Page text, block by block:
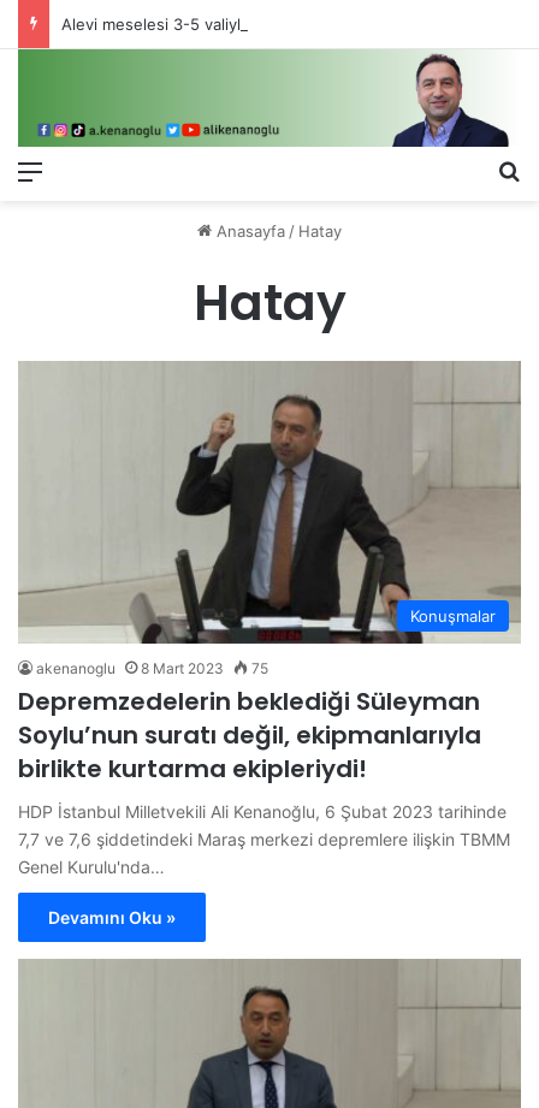
Menü
Anasayfa / Hatay
Hatay
Konuşmalar
akenanoglu 8 Mart 2023 75
Depremzedelerin beklediği Süleyman
Soylu’nun suratı değil, ekipmanlarıyla
birlikte kurtarma ekipleriydi!
HDP İstanbul Milletvekili Ali Kenanoğlu, 6 Şubat 2023 tarihinde
7,7 ve 7,6 şiddetindeki Maraş merkezi depremlere ilişkin TBMM
Genel Kurulu'nda…
Devamını Oku »